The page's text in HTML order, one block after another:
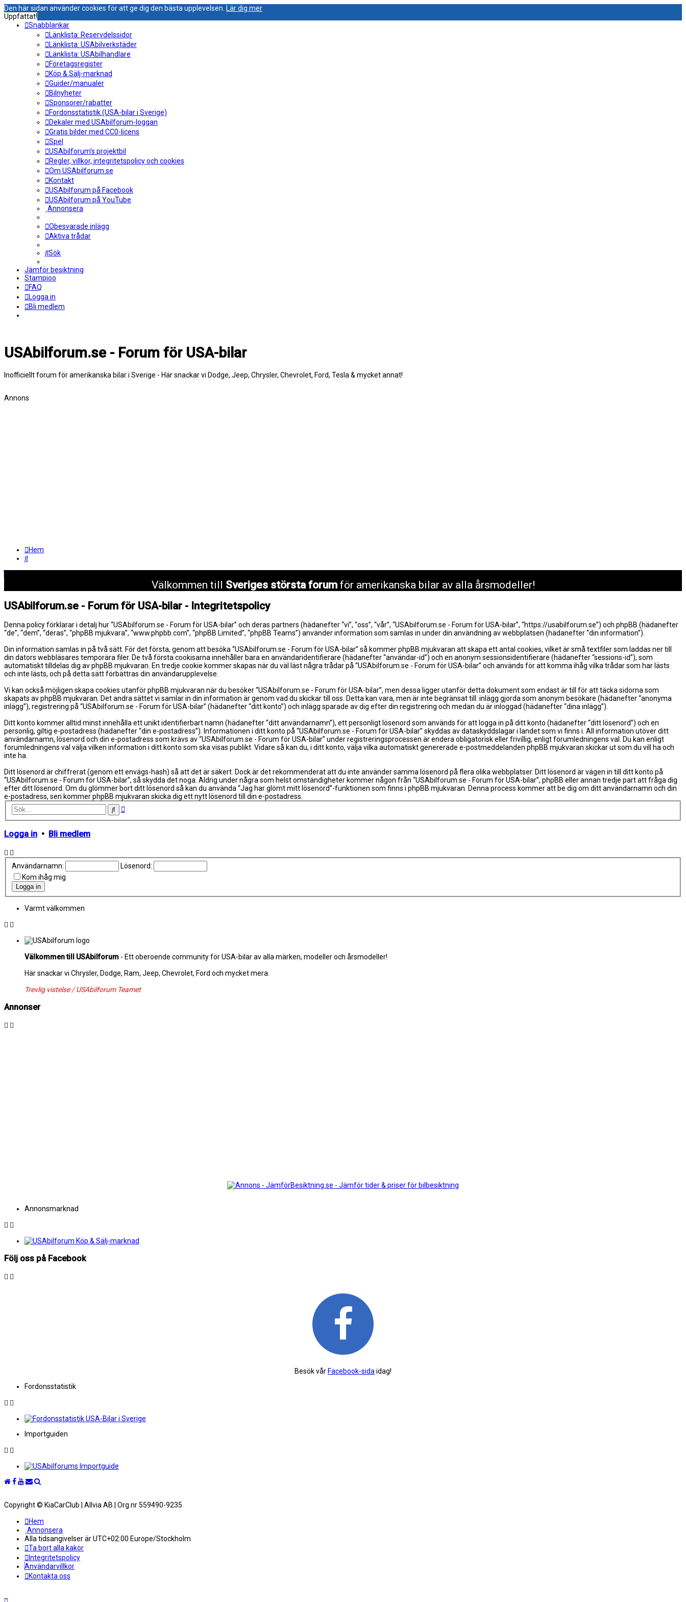
Den här sidan använder cookies för att ge dig den bästa upplevelsen. Lär dig mer
Uppfattat!
Snabblänkar
Länklista: Reservdelssidor
Länklista: USAbilverkstäder
Länklista: USAbilhandlare
Företagsregister
Köp & Sälj-marknad
Guider/manualer
Bilnyheter
Sponsorer/rabatter
Fordonsstatistik (USA-bilar i Sverige)
Dekaler med USAbilforum-loggan
Gratis bilder med CC0-licens
Spel
USAbilforum's projektbil
Regler, villkor, integritetspolicy och cookies
Om USAbilforum.se
Kontakt
USAbilforum på Facebook
USAbilforum på YouTube
Annonsera
Obesvarade inlägg
Aktiva trådar
Sök
Jämför besiktning
Stampioo
FAQ
Logga in
Bli medlem
USAbilforum.se - Forum för USA-bilar
Inofficiellt forum för amerikanska bilar i Sverige - Här snackar vi Dodge, Jeep, Chrysler, Chevrolet, Ford, Tesla & mycket annat!
Annons
Hem
Sök
Välkommen till Sveriges största forumför amerikanska bilar av alla årsmodeller!
USAbilforum.se - Forum för USA-bilar - Integritetspolicy
Denna policy förklarar i detalj hur “USAbilforum.se - Forum för USA-bilar” och deras partners (hädanefter “vi”, “oss”, “vår”, “USAbilforum.se - Forum för USA-bilar”, “https://usabilforum.se”) och phpBB (hädanefter
“de”, “dem”, “deras”, “phpBB mjukvara”, “www.phpbb.com”, “phpBB Limited”, “phpBB Teams”) använder information som samlas in under din användning av webbplatsen (hädanefter “din information”).
Din information samlas in på två sätt. För det första, genom att besöka “USAbilforum.se - Forum för USA-bilar” så kommer phpBB mjukvaran att skapa ett antal cookies, vilket är små textfiler som laddas ner till
din dators webbläsares temporära filer. De två första cookisarna innehåller bara en användaridentifierare (hädanefter “användar-id”) och en anonym sessionsidentifierare (hädanefter “sessions-id”), som
automatiskt tilldelas dig av phpBB mjukvaran. En tredje cookie kommer skapas när du väl läst några trådar på “USAbilforum.se - Forum för USA-bilar” och används för att komma ihåg vilka trådar som har lästs
och inte lästs, och på detta sätt förbättras din användarupplevelse.
Vi kan också möjligen skapa cookies utanför phpBB mjukvaran när du besöker “USAbilforum.se - Forum för USA-bilar”, men dessa ligger utanför detta dokument som endast är till för att täcka sidorna som
skapats av phpBB mjukvaran. Det andra sättet vi samlar in din information är genom vad du skickar till oss. Detta kan vara, men är inte begränsat till: inlägg gjorda som anonym besökare (hädanefter “anonyma
inlägg”), registrering på “USAbilforum.se - Forum för USA-bilar” (hädanefter “ditt konto”) och inlägg sparade av dig efter din registrering och medan du är inloggad (hädanefter “dina inlägg”).
Ditt konto kommer alltid minst innehålla ett unikt identifierbart namn (hädanefter “ditt användarnamn”), ett personligt lösenord som används för att logga in på ditt konto (hädanefter “ditt lösenord”) och en
personlig, giltig e-postadress (hädanefter “din e-postadress”). Informationen i ditt konto på “USAbilforum.se - Forum för USA-bilar” skyddas av dataskyddslagar i landet som vi finns i. All information utöver ditt
användarnamn, lösenord och din e-postadress som krävs av “USAbilforum.se - Forum för USA-bilar” under registreringsprocessen är endera obligatorisk eller frivillig, enligt forumledningens val. Du kan enligt
forumledningens val välja vilken information i ditt konto som ska visas publikt. Vidare så kan du, i ditt konto, välja vilka automatiskt genererade e-postmeddelanden phpBB mjukvaran skickar ut som du vill ha och
inte ha.
Ditt lösenord är chiffrerat (genom ett envägs-hash) så att det är säkert. Dock är det rekommenderat att du inte använder samma lösenord på flera olika webbplatser. Ditt lösenord är vägen in till ditt konto på
“USAbilforum.se - Forum för USA-bilar”, så skydda det noga. Aldrig under några som helst omständigheter kommer någon från “USAbilforum.se - Forum för USA-bilar”, phpBB eller annan tredje part att fråga dig
efter ditt lösenord. Om du glömmer bort ditt lösenord så kan du använda “Jag har glömt mitt lösenord”-funktionen som finns i phpBB mjukvaran. Denna process kommer att be dig om ditt användarnamn och din
e-postadress, sen kommer phpBB mjukvaran skicka dig ett nytt lösenord till din e-postadress.
SökAvancerad
Logga in • Bli medlem
Användarnamn:
Lösenord:
Kom ihåg mig
Varmt välkommen
Välkommen till USAbilforum - Ett oberoende community för USA-bilar av alla märken, modeller och årsmodeller!
Här snackar vi Chrysler, Dodge, Ram, Jeep, Chevrolet, Ford och mycket mera.
Trevlig vistelse / USAbilforum Teamet
Annonser
Annonsmarknad
Följ oss på Facebook
Besök vår Facebook-sida idag!
Fordonsstatistik
Importguiden
Copyright © KiaCarClub | Allvia AB | Org.nr 559490-9235
Hem
Annonsera
Alla tidsangivelser är UTC+02:00 Europe/Stockholm
Ta bort alla kakor
Integritetspolicy
Användarvillkor
Kontakta oss